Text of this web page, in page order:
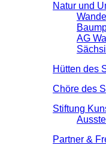
Natur und
AG
Hütten des
Chöre des
Stiftung
Partner &